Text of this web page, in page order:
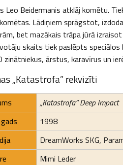
Leo Beidermanis atklāj komētu.
Lādiņiem sprāgstot,
bet mazākais trāpa jūrā
skaits tiek paslēpts speciālos
zinātniekus, ārstus, karavīrus un
„Katastrofa” rekvizīti
„Katastrofa” Deep Impact
1998
DreamWorks SKG,
Mimi Leder